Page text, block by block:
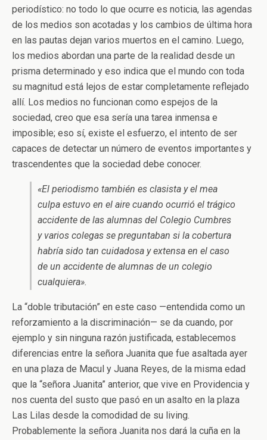
periodístico: no todo lo que ocurre es noticia, las agendas
de los medios son acotadas y los cambios de última hora
en las pautas dejan varios muertos en el camino. Luego,
los medios abordan una parte de la realidad desde un
prisma determinado y eso indica que el mundo con toda
su magnitud está lejos de estar completamente reflejado
allí. Los medios no funcionan como espejos de la
sociedad, creo que esa sería una tarea inmensa e
imposible; eso sí, existe el esfuerzo, el intento de ser
capaces de detectar un número de eventos importantes y
trascendentes que la sociedad debe conocer.
«El periodismo también es clasista y el mea
culpa estuvo en el aire cuando ocurrió el trágico
accidente de las alumnas del Colegio Cumbres
y varios colegas se preguntaban si la cobertura
habría sido tan cuidadosa y extensa en el caso
de un accidente de alumnas de un colegio
cualquiera».
La “doble tributación” en este caso —entendida como un
reforzamiento a la discriminación— se da cuando, por
ejemplo y sin ninguna razón justificada, establecemos
diferencias entre la señora Juanita que fue asaltada ayer
en una plaza de Macul y Juana Reyes, de la misma edad
que la “señora Juanita” anterior, que vive en Providencia y
nos cuenta del susto que pasó en un asalto en la plaza
Las Lilas desde la comodidad de su living.
Probablemente la señora Juanita nos dará la cuña en la